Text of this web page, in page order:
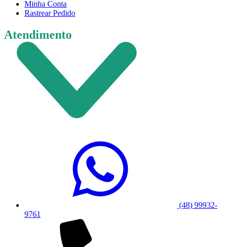
Minha Conta
Rastrear Pedido
Atendimento
(48) 99932-
9761